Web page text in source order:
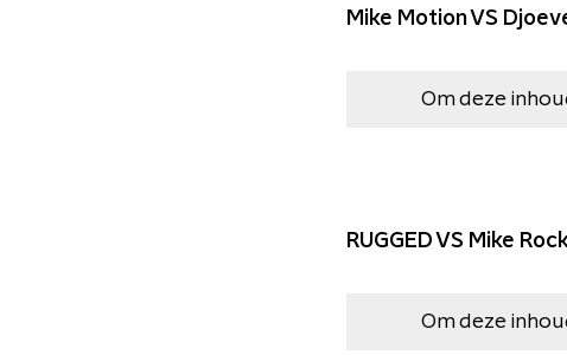
Mike Motion VS
Om deze
RUGGED VS Mike
Om deze